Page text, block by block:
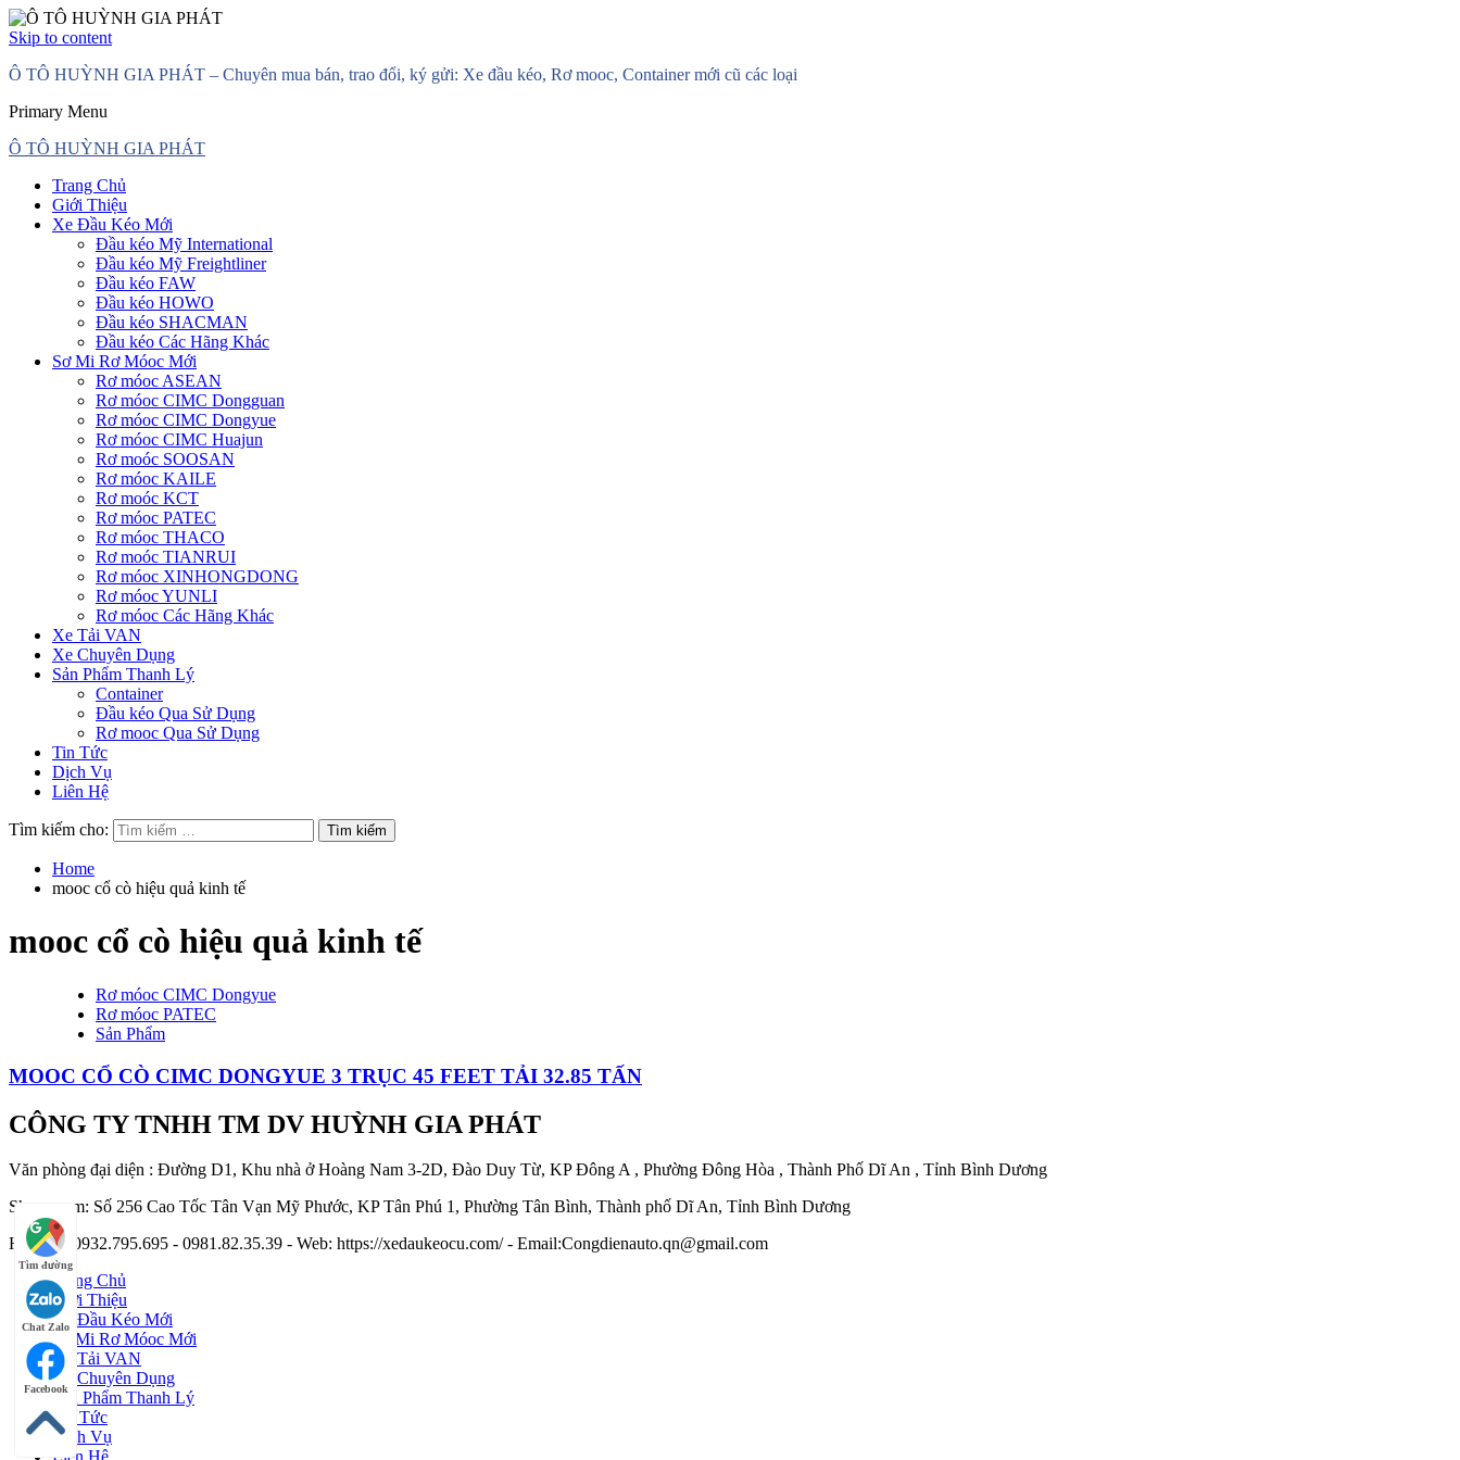
Skip to content
Ô TÔ HUỲNH GIA PHÁT – Chuyên mua bán, trao đổi, ký gửi: Xe đầu kéo, Rơ mooc, Container mới cũ các loại
Primary Menu
Ô TÔ HUỲNH GIA PHÁT
Trang Chủ
Giới Thiệu
Xe Đầu Kéo Mới
Đầu kéo Mỹ International
Đầu kéo Mỹ Freightliner
Đầu kéo FAW
Đầu kéo HOWO
Đầu kéo SHACMAN
Đầu kéo Các Hãng Khác
Sơ Mi Rơ Móoc Mới
Rơ móoc ASEAN
Rơ móoc CIMC Dongguan
Rơ móoc CIMC Dongyue
Rơ móoc CIMC Huajun
Rơ moóc SOOSAN
Rơ móoc KAILE
Rơ moóc KCT
Rơ móoc PATEC
Rơ móoc THACO
Rơ moóc TIANRUI
Rơ móoc XINHONGDONG
Rơ móoc YUNLI
Rơ móoc Các Hãng Khác
Xe Tải VAN
Xe Chuyên Dụng
Sản Phẩm Thanh Lý
Container
Đầu kéo Qua Sử Dụng
Rơ mooc Qua Sử Dụng
Tin Tức
Dịch Vụ
Liên Hệ
Tìm kiếm cho:
Home
mooc cổ cò hiệu quả kinh tế
mooc cổ cò hiệu quả kinh tế
Rơ móoc CIMC Dongyue
Rơ móoc PATEC
Sản Phẩm
MOOC CỔ CÒ CIMC DONGYUE 3 TRỤC 45 FEET TẢI 32.85 TẤN
CÔNG TY TNHH TM DV HUỲNH GIA PHÁT
Văn phòng đại diện : Đường D1, Khu nhà ở Hoàng Nam 3-2D, Đào Duy Từ, KP Đông A , Phường Đông Hòa , Thành Phố Dĩ An , Tỉnh Bình Dương
Showroom: Số 256 Cao Tốc Tân Vạn Mỹ Phước, KP Tân Phú 1, Phường Tân Bình, Thành phố Dĩ An, Tỉnh Bình Dương
Hotline : 0932.795.695 - 0981.82.35.39 - Web: https://xedaukeocu.com/ - Email:Congdienauto.qn@gmail.com
Tìm đường
Chat Zalo
Facebook
Trang Chủ
Giới Thiệu
Xe Đầu Kéo Mới
Sơ Mi Rơ Móoc Mới
Xe Tải VAN
Xe Chuyên Dụng
Sản Phẩm Thanh Lý
Tin Tức
Dịch Vụ